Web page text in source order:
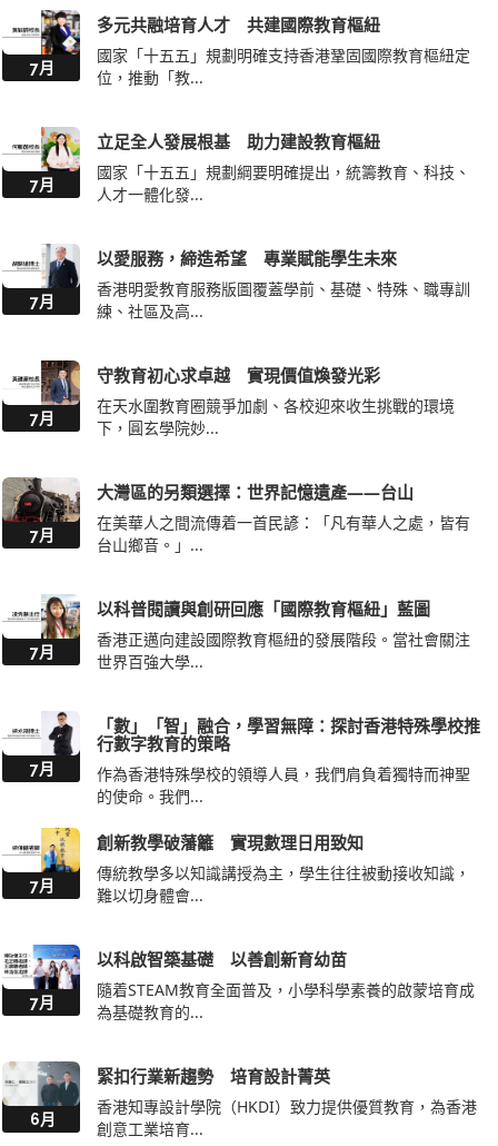
7月
多元共融培育人才 共建國際教育樞紐
國家「十五五」規劃明確支持香港鞏固國際教育樞紐定
位，推動「教...
7月
立足全人發展根基 助力建設教育樞紐
國家「十五五」規劃綱要明確提出，統籌教育、科技、
人才一體化發...
7月
以愛服務，締造希望 專業賦能學生未來
香港明愛教育服務版圖覆蓋學前、基礎、特殊、職專訓
練、社區及高...
7月
守教育初心求卓越 實現價值煥發光彩
在天水圍教育圈競爭加劇、各校迎來收生挑戰的環境
下，圓玄學院妙...
7月
大灣區的另類選擇：世界記憶遺產——台山
在美華人之間流傳着一首民諺：「凡有華人之處，皆有
台山鄉音。」...
7月
以科普閱讀與創研回應「國際教育樞紐」藍圖
香港正邁向建設國際教育樞紐的發展階段。當社會關注
世界百強大學...
7月
「數」「智」融合，學習無障：探討香港特殊學校推
行數字教育的策略
作為香港特殊學校的領導人員，我們肩負着獨特而神聖
的使命。我們...
7月
創新教學破藩籬 實現數理日用致知
傳統教學多以知識講授為主，學生往往被動接收知識，
難以切身體會...
7月
以科啟智築基礎 以善創新育幼苗
隨着STEAM教育全面普及，小學科學素養的啟蒙培育成
為基礎教育的...
6月
緊扣行業新趨勢 培育設計菁英
香港知專設計學院（HKDI）致力提供優質教育，為香港
創意工業培育...